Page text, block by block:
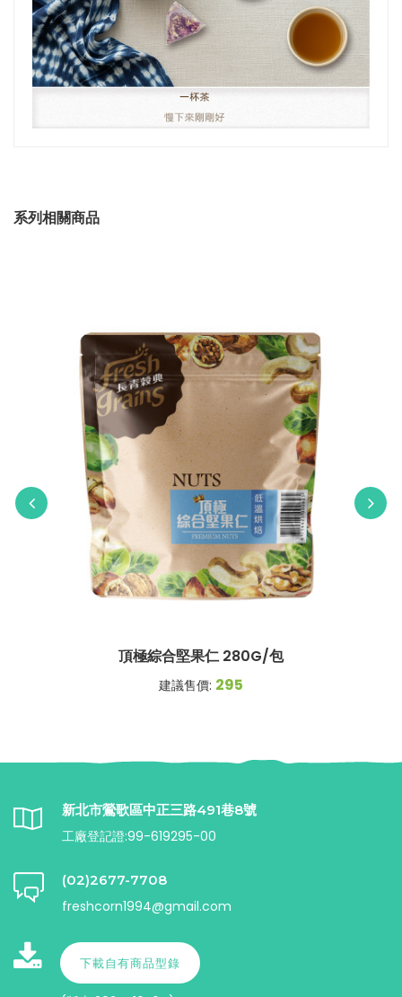
系列相關商品
頂極綜合堅果仁 280G/包
建議售價: 295
新北市鶯歌區中正三路491巷8號
工廠登記證:99-619295-00
(02)2677-7708
freshcorn1994@gmail.com
下載自有商品型錄